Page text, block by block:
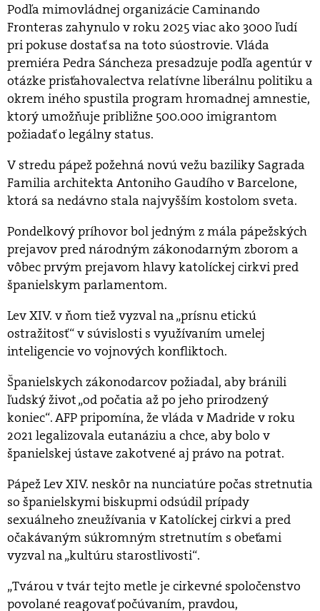
Podľa mimovládnej organizácie Caminando
Fronteras zahynulo v roku 2025 viac ako 3000 ľudí
pri pokuse dostať sa na toto súostrovie. Vláda
premiéra Pedra Sáncheza presadzuje podľa agentúr v
otázke prisťahovalectva relatívne liberálnu politiku a
okrem iného spustila program hromadnej amnestie,
ktorý umožňuje približne 500.000 imigrantom
požiadať o legálny status.
V stredu pápež požehná novú vežu baziliky Sagrada
Familia architekta Antoniho Gaudího v Barcelone,
ktorá sa nedávno stala najvyšším kostolom sveta.
Pondelkový príhovor bol jedným z mála pápežských
prejavov pred národným zákonodarným zborom a
vôbec prvým prejavom hlavy katolíckej cirkvi pred
španielskym parlamentom.
Lev XIV. v ňom tiež vyzval na „prísnu etickú
ostražitosť“ v súvislosti s využívaním umelej
inteligencie vo vojnových konfliktoch.
Španielskych zákonodarcov požiadal, aby bránili
ľudský život „od počatia až po jeho prirodzený
koniec“. AFP pripomína, že vláda v Madride v roku
2021 legalizovala eutanáziu a chce, aby bolo v
španielskej ústave zakotvené aj právo na potrat.
Pápež Lev XIV. neskôr na nunciatúre počas stretnutia
so španielskymi biskupmi odsúdil prípady
sexuálneho zneužívania v Katolíckej cirkvi a pred
očakávaným súkromným stretnutím s obeťami
vyzval na „kultúru starostlivosti“.
„Tvárou v tvár tejto metle je cirkevné spoločenstvo
povolané reagovať počúvaním, pravdou,